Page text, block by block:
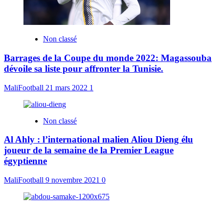
Non classé
Barrages de la Coupe du monde 2022: Magassouba
dévoile sa liste pour affronter la Tunisie.
MaliFootball 21 mars 2022 1
Non classé
Al Ahly : l’international malien Aliou Dieng élu
joueur de la semaine de la Premier League
égyptienne
MaliFootball 9 novembre 2021 0